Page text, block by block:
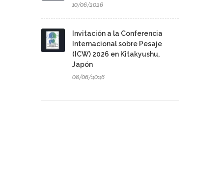
10/06/2026
Invitación a la Conferencia
Internacional sobre Pesaje
(ICW) 2026 en Kitakyushu,
Japón
08/06/2026